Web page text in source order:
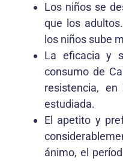
Los niños se
que los
los niños sube
La eficacia y
consumo de
resistencia,
estudiada.
El apetito y
ánimo, el